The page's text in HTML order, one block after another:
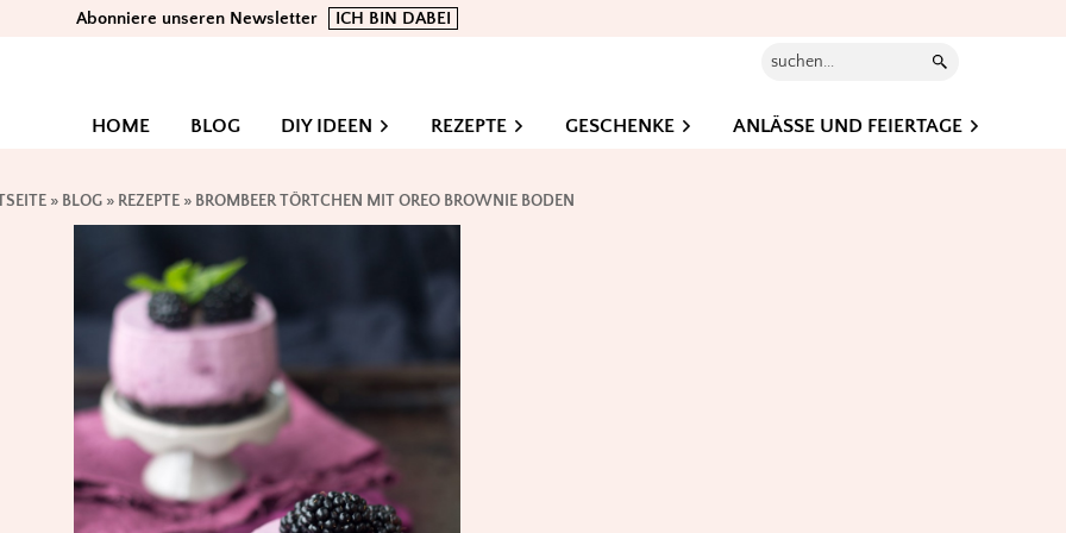
Abonniere unseren Newsletter ICH BIN DABEI
Suchen...
HOME BLOG DIY IDEEN REZEPTE GESCHENKE ANLÄSSE UND FEIERTAGE
» BLOG » REZEPTE » BROMBEER TÖRTCHEN MIT OREO BROWNIE BODEN